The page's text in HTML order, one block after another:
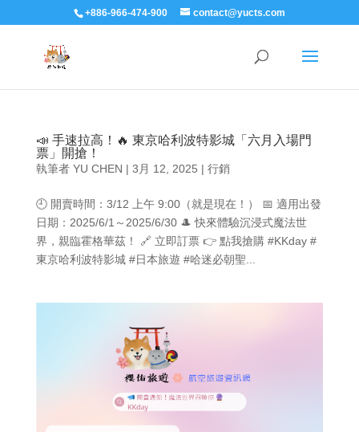
+886-966-474-900 contact@yucts.com
📣 手速拉高！🔥 東京哈利波特影城「六月入場門
票」開搶！
執筆者 YU CHEN | 3月 12, 2025 | 行銷
🕘 開賣時間：3/12 上午 9:00（就是現在！） 📅 適用出發
日期：2025/6/1～2025/6/30 🎩 快來體驗沉浸式魔法世
界，親臨霍格華茲！ 🔗 立即訂票 👉 點我搶購 #KKday #
東京哈利波特影城 #日本旅遊 #哈迷必朝聖...